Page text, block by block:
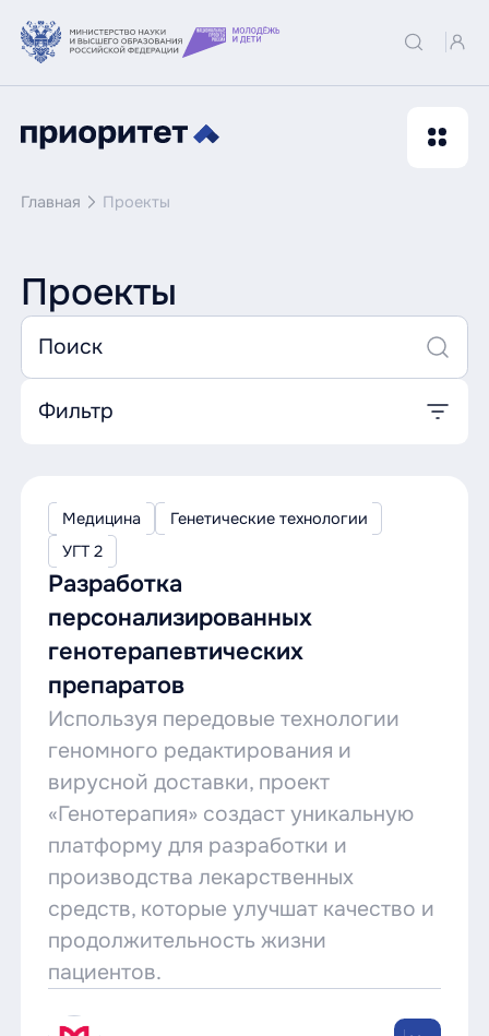
Главная Проекты
Проекты
Фильтр
Медицина
Генетические технологии
УГТ 2
Разработка
персонализированных
генотерапевтических
препаратов
Используя передовые технологии
геномного редактирования и
вирусной доставки, проект
«Генотерапия» создаст уникальную
платформу для разработки и
производства лекарственных
средств, которые улучшат качество и
продолжительность жизни
пациентов.